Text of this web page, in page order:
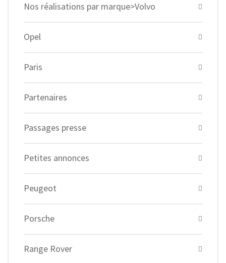
Nos réalisations par marque>Volvo
Opel
Paris
Partenaires
Passages presse
Petites annonces
Peugeot
Porsche
Range Rover